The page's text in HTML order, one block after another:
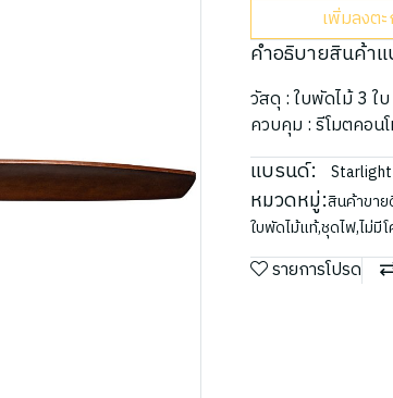
เพิ่มลงตะ
คำอธิบายสินค้า
วัสดุ : ใบพัดไม้ 3 ใ
ควบคุม : รีโมตคอน
แบรนด์: Starlight
หมวดหมู่:สินค้าขาย
ใบพัดไม้แท้,ชุดไฟ,ไม่มี
รายการโปรด